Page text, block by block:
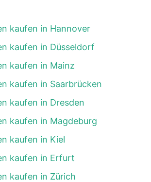
kaufen in Hannover
kaufen in Düsseldorf
kaufen in Mainz
kaufen in Saarbrücken
kaufen in Dresden
kaufen in Magdeburg
kaufen in Kiel
kaufen in Erfurt
kaufen in Zürich